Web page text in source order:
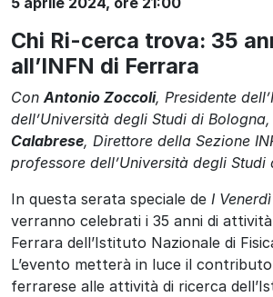
Chi Ri-cerca trova: 35
all’INFN di Ferrara
Con Antonio Zoccoli, Presidente
dell’Università degli Studi di Bologna,
Calabrese, Direttore della Sezione
professore dell’Università degli Studi
In questa serata speciale de I
verranno celebrati i 35 anni di
Ferrara dell’Istituto Nazionale di
L’evento metterà in luce il
ferrarese alle attività di ricerca